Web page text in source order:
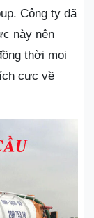
Công ty đã
này nên
thời mọi
cực về